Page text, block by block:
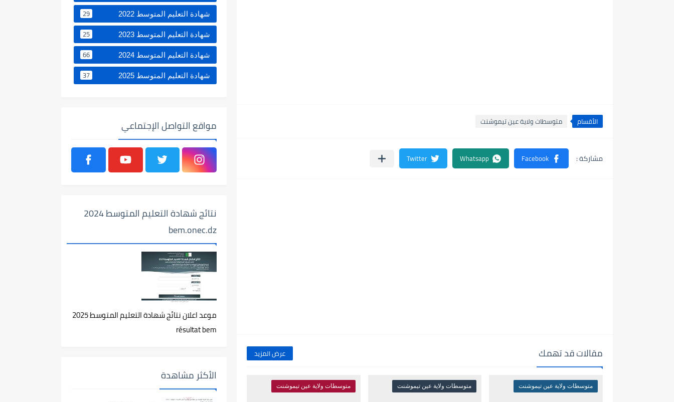
الأقسام متوسطات ولاية عين تيموشنت
مقالات قد تهمك عرض المزيد
متوسطات ولاية عين تيموشنت متوسطات ولاية عين تيموشنت متوسطات ولاية عين تيموشنت
شهادة التعليم المتوسط 2022 29
شهادة التعليم المتوسط 2023 25
شهادة التعليم المتوسط 2024 66
شهادة التعليم المتوسط 2025 37
مواقع التواصل الإجتماعي
نتائج شهادة التعليم المتوسط 2024
bem.onec.dz
موعد اعلان نتائج شهادة التعليم المتوسط 2025
résultat bem
الأكثر مشاهدة